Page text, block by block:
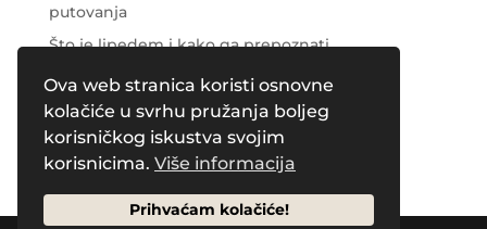
Ova web stranica koristi osnovne
kolačiće u svrhu pružanja boljeg
korisničkog iskustva svojim
korisnicima. Više informacija
Prihvaćam kolačiće!
putovanja
Što je lipedem i kako ga prepoznati
Njega područja oko očiju
Recent Comments